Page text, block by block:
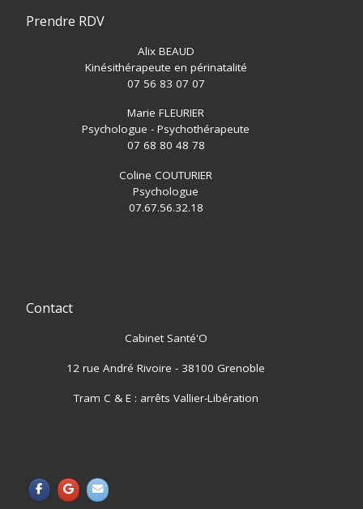
Prendre RDV
Alix BEAUD
Kinésithérapeute en périnatalité
07 56 83 07 07
Marie FLEURIER
Psychologue - Psychothérapeute
07 68 80 48 78
Coline COUTURIER
Psychologue
07.67.56.32.18
Contact
Cabinet Santé'O
12 rue André Rivoire - 38100 Grenoble
Tram C & E : arrêts Vallier-Libération